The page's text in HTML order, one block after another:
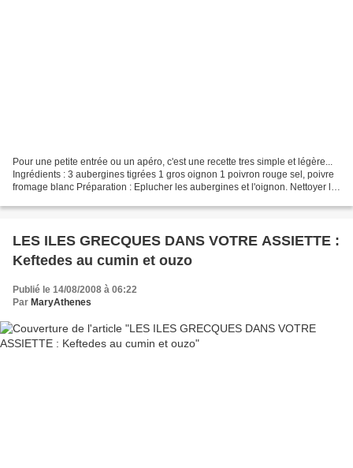
Pour une petite entrée ou un apéro, c'est une recette tres simple et légère...
Ingrédients : 3 aubergines tigrées 1 gros oignon 1 poivron rouge sel, poivre
fromage blanc Préparation : Eplucher les aubergines et l'oignon. Nettoyer le
LES ILES GRECQUES DANS VOTRE ASSIETTE :
Keftedes au cumin et ouzo
Publié le 14/08/2008 à 06:22
Par MaryAthenes